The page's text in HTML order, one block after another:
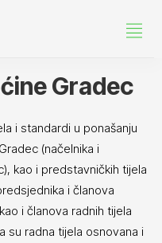
Gradec
i standardi u ponašanju
(načelnika i
kao i predstavničkih tijela
i članova
i članova radnih tijela
su radna tijela osnovana i